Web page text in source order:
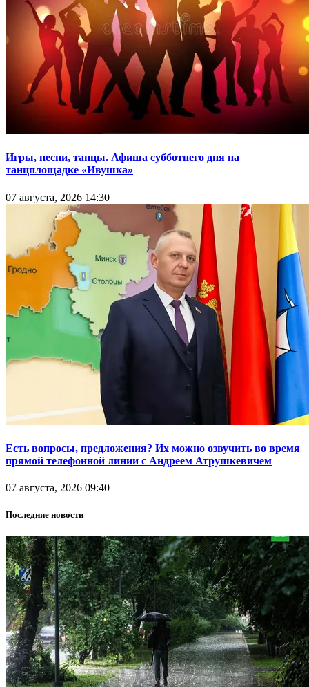
Игры, песни, танцы. Афиша субботнего дня на
танцплощадке «Ивушка»
07 августа, 2026 14:30
Есть вопросы, предложения? Их можно озвучить во время
прямой телефонной линии с Андреем Атрушкевичем
07 августа, 2026 09:40
Последние новости